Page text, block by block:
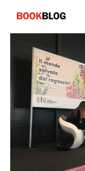
contenuto
Bookblog